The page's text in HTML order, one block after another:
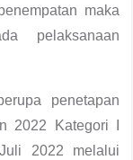
maka
pelaksanaan
penetapan
2022 Kategori I
2022 melalui